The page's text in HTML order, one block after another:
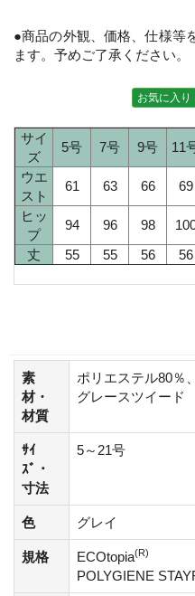
●商品の外観、価格、仕様等
ます。予めご了承ください。
お気に入り
サイ
ズ
5号 7号 9号 11
ウエ
スト
61 63 66 69
ヒッ
プ
94 96 98
丈
55 55 56 56
素
材・
材質
ポリエステル80％
グレースツイード
ｻｲ
ｽﾞ・
寸法
5～21号
色 グレイ
規格 ECOtopia(R)
POLYGIENE